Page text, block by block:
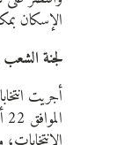
الإسكان
لجنة الشعب
أجريت